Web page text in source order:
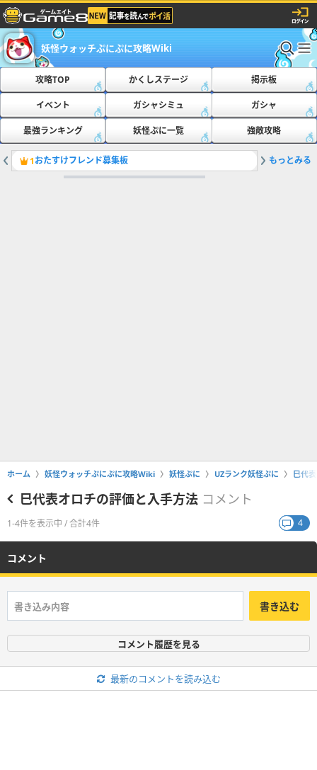
妖怪ウォッチぷにぷに攻略Wiki
攻略TOP かくしステージ 掲示板
イベント ガシャシミュ ガシャ
最強ランキング 妖怪ぷに一覧 強敵攻略
1おたすけフレンド募集板 2ともだ
もっとみる
ホーム 妖怪ウォッチぷにぷに攻略Wiki 妖怪ぷに UZランク妖怪ぷに 巳代
巳代表オロチの評価と入手方法 コメント
1-4件を表示中 / 合計4件 4
コメント
書き込む
コメント履歴を見る
最新のコメントを読み込む